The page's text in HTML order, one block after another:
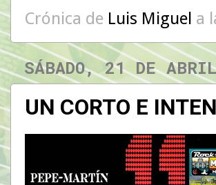
Crónica de Luis Miguel a
SÁBADO, 21 DE
UN CORTO E